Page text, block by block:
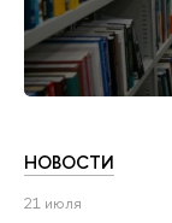
НОВОСТИ
21 июля